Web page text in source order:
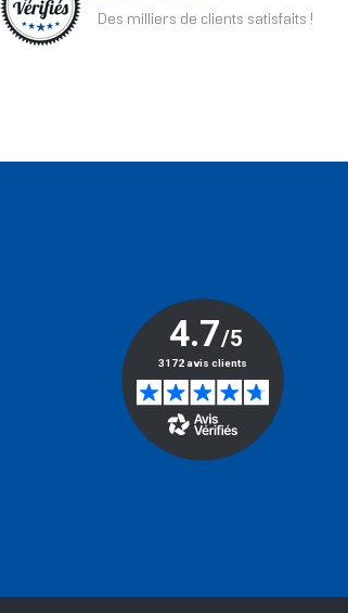
Des milliers de clients satisfaits !